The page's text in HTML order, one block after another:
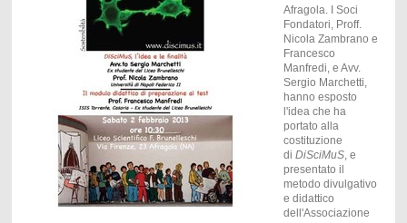
Afragola. I Soci
Fondatori, Proff.
Nicola Zambrano e
Francesco
Manfredi, e Avv.
Sergio Marchetti,
hanno esposto
l'idea che ha
portato alla
costituzione
di DiSciMuS, e
presentato il
metodo divulgativo
e didattico
dell'Associazione